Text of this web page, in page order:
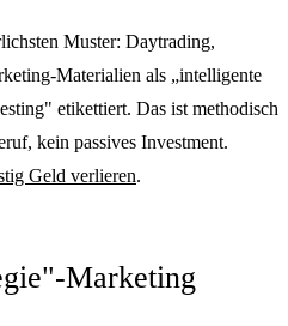
Muster: Daytrading,
Materialien als „intelligente
etikettiert. Das ist methodisch
kein passives Investment.
Geld verlieren.
Marketing